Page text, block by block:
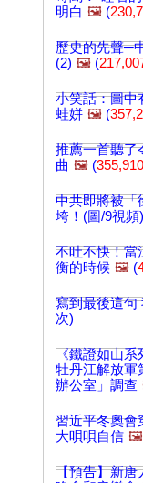
明白 🖼️ (
歷史的先聲─
(2) 🖼️ (
小笑話：圖中
蛙姘 🖼️ (
推薦一首聽了
曲 🖼️ (355,910
中共即將被「
垮！(圖/9視頻
不吐不快！當
衡的時候 🖼️ (
寫到最後這句
次)
《鐵證如山系
牡丹江解放軍
辦公室」調查
習近平冬奧會
大唄唄自信
【預告】新唐